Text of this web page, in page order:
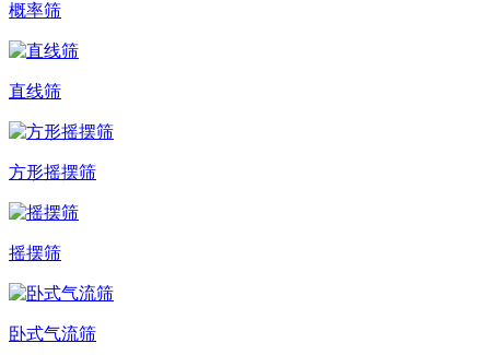
概率筛
直线筛
方形摇摆筛
摇摆筛
卧式气流筛